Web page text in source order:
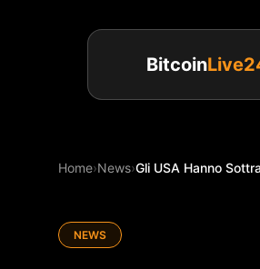
Bitcoin
Home›News›Gli USA Hanno
NEWS